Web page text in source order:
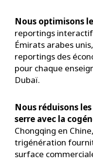
Nous optimisons
reportings
Émirats arabes
reportings des
pour chaque
Dubaï.
Nous réduisons
serre avec la
Chongqing en
trigénération
surface